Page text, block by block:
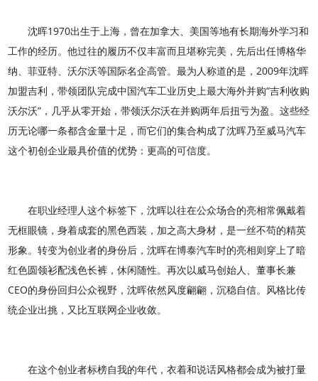
沈晖1970出生于上海，曾在加拿大、美国等地有长期海外学习和
工作的经历。他过往的履历不仅丰富而且堪称完美，先后出任博格华
纳、菲亚特、沃尔沃等国际名企高管。最为人称道的是，2009年沈晖
加盟吉利，带领团队完成中国汽车工业历史上最大海外并购“吉利收购
沃尔沃”，几乎从零开始，带领沃尔沃在并购两年后扭亏为盈。这些经
历无论哪一条都含金量十足，而它们的集合构成了沈晖乃至威马汽车
这个初创企业最具价值的优势：更高的可信度。
在职业经理人这个标签下，沈晖以往在公众场合的亮相常佩戴着
无框眼镜，身着成套的黑色西装，加之高大身材，是一丝不苟的精英
形象。转变为创业者的身份后，沈晖在博泰汽车时的亮相则穿上了暗
红色圆领衫配浅色长裤，休闲随性。再次以威马创始人、董事长兼
CEO的身份回归公众视野，沈晖依然风度翩翩，沉稳自信。风格比传
统企业出挑，又比互联网企业收敛。
在这个创业者标榜自我的年代，衣着和说话风格都会成为被打量